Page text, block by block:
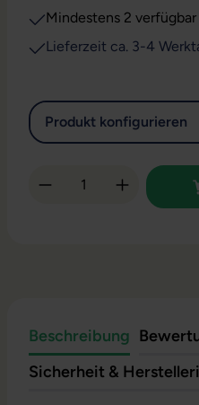
Mindestens 2 verfügbar
Lieferzeit ca. 3-4
Produkt konfigurieren
Produkt Anzahl:
Beschreibung
Sicherheit &